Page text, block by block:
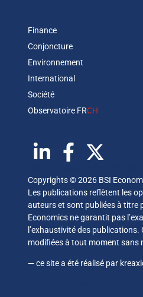
Finance
Conjoncture
Environnement
International
Société
Observatoire FRCH
Copyrights © 2026 BSI
Les publications reflètent les
auteurs et sont publiées à titre
Economics ne garantit pas
l’exhaustivité des
modifiées à tout moment sans
— ce site a été réalisé par